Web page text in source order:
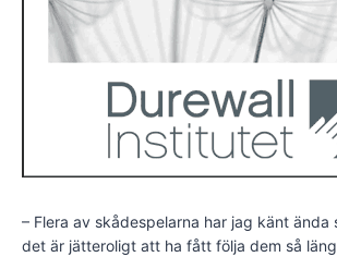
– Flera av skådespelarna har jag känt ända
det är jätteroligt att ha fått följa dem så